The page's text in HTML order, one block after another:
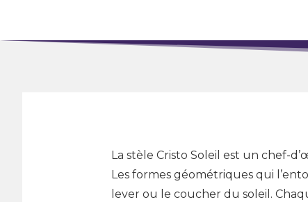
La stèle Cristo Soleil est un chef-
Les formes géométriques qui
lever ou le coucher du soleil.